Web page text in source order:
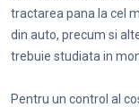
tractarea pana la cel
din auto, precum si
trebuie studiata in
Pentru un control al